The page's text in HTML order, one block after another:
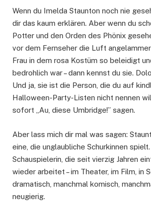
Wenn du Imelda Staunton noch nie
dir das kaum erklären. Aber wenn du
Potter und den Orden des Phönix
vor dem Fernseher die Luft
Frau in dem rosa Kostüm so beleidigt
bedrohlich war – dann kennst du sie.
Und ja, sie ist die Person, die du auf
Halloween-Party-Listen nicht nennen
sofort „Au, diese Umbridge!” sagen.
Aber lass mich dir mal was sagen:
eine, die unglaubliche Schurkinnen
Schauspielerin, die seit vierzig Jahren
wieder arbeitet – im Theater, im Film, in
dramatisch, manchmal komisch,
neugierig.